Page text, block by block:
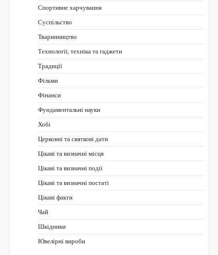
Спортивне харчування
Суспільство
Тваринництво
Технології, техніка та гаджети
Традиції
Фільми
Фінанси
Фундаментальні науки
Хобі
Церковні та святкові дати
Цікаві та визначні місця
Цікаві та визначні події
Цікаві та визначні постаті
Цікаві факти
Чай
Шкідники
Ювелірні вироби